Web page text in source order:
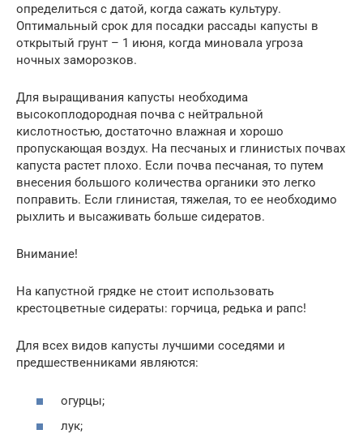
определиться с датой, когда сажать культуру.
Оптимальный срок для посадки рассады капусты в
открытый грунт – 1 июня, когда миновала угроза
ночных заморозков.
Для выращивания капусты необходима
высокоплодородная почва с нейтральной
кислотностью, достаточно влажная и хорошо
пропускающая воздух. На песчаных и глинистых почвах
капуста растет плохо. Если почва песчаная, то путем
внесения большого количества органики это легко
поправить. Если глинистая, тяжелая, то ее необходимо
рыхлить и высаживать больше сидератов.
Внимание!
На капустной грядке не стоит использовать
крестоцветные сидераты: горчица, редька и рапс!
Для всех видов капусты лучшими соседями и
предшественниками являются:
огурцы;
лук;